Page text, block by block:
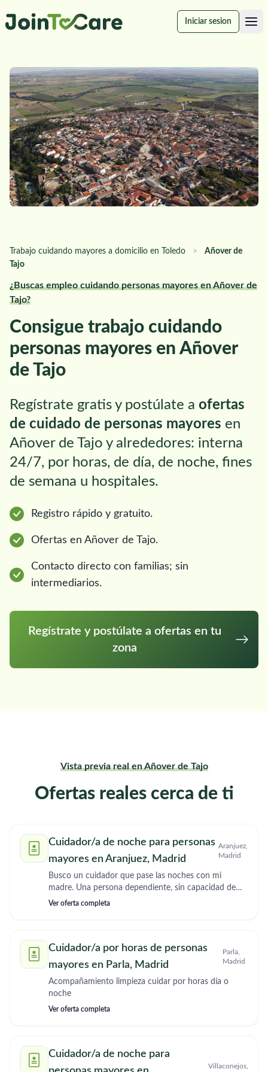
Iniciar sesion
Trabajo cuidando mayores a domicilio en Toledo >
Añover de
Tajo
¿Buscas empleo cuidando personas mayores en Añover de
Tajo?
Consigue trabajo cuidando
personas mayores en Añover
de Tajo
Regístrate gratis y postúlate a ofertas
de cuidado de personas mayores en
Añover de Tajo y alrededores: interna
24/7, por horas, de día, de noche, fines
de semana u hospitales.
Registro rápido y gratuito.
Ofertas en Añover de Tajo.
Contacto directo con familias; sin
intermediarios.
Regístrate y postúlate a ofertas en tu
zona
Vista previa real en Añover de Tajo
Ofertas reales cerca de ti
Cuidador/a de noche para personas
mayores en Aranjuez, Madrid
Aranjuez,
Madrid
Busco un cuidador que pase las noches con mi
madre. Una persona dependiente, sin capacidad de
movilidad. Necesito una persona que pase la noche
Ver oferta completa
Cuidador/a por horas de personas
mayores en Parla, Madrid
Parla,
Madrid
Acompañamiento limpieza cuidar por horas día o
noche
Ver oferta completa
Cuidador/a de noche para
Villaconejos,